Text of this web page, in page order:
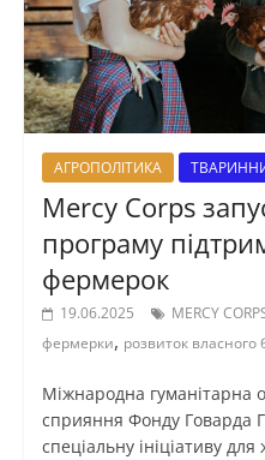
АГРОПОЛІТИКА
Mercy Corps
програму
фермерок
19.06.2025 MERCY
фермерки, розвиток власного
Міжнародна гуманітарна
сприяння Фонду Говарда
спеціальну ініціативу